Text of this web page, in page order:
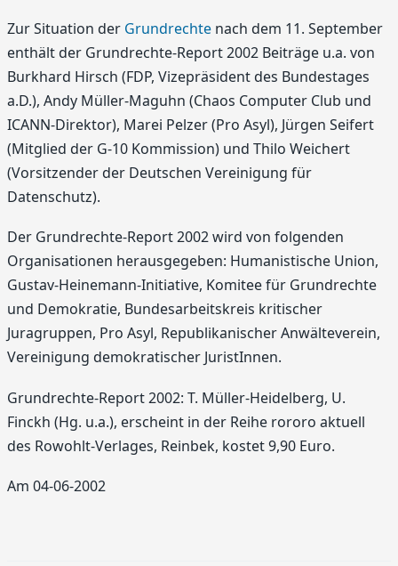
Zur Situation der Grundrechte nach dem 11. September
enthält der Grundrechte-Report 2002 Beiträge u.a. von
Burkhard Hirsch (FDP, Vizepräsident des Bundestages
a.D.), Andy Müller-Maguhn (Chaos Computer Club und
ICANN-Direktor), Marei Pelzer (Pro Asyl), Jürgen Seifert
(Mitglied der G-10 Kommission) und Thilo Weichert
(Vorsitzender der Deutschen Vereinigung für
Datenschutz).
Der Grundrechte-Report 2002 wird von folgenden
Organisationen herausgegeben: Humanistische Union,
Gustav-Heinemann-Initiative, Komitee für Grundrechte
und Demokratie, Bundesarbeitskreis kritischer
Juragruppen, Pro Asyl, Republikanischer Anwälteverein,
Vereinigung demokratischer JuristInnen.
Grundrechte-Report 2002: T. Müller-Heidelberg, U.
Finckh (Hg. u.a.), erscheint in der Reihe rororo aktuell
des Rowohlt-Verlages, Reinbek, kostet 9,90 Euro.
Am 04-06-2002